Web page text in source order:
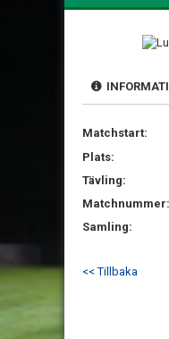
Matchstart:
Plats:
Tävling:
Matchnummer:
Samling:
<< Tillbaka